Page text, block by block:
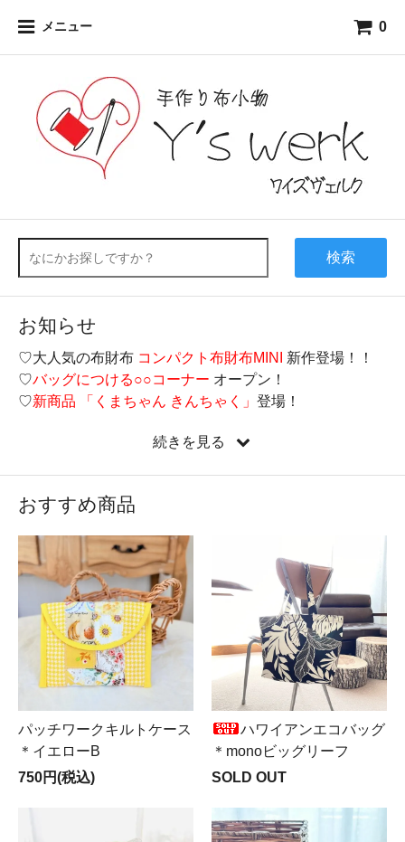
メニュー 0
検索
お知らせ
♡大人気の布財布 コンパクト布財布MINI 新作登場！！
♡バッグにつける○○コーナー オープン！
♡新商品 「くまちゃん きんちゃく」 登場！
♡遂に来ました！LIBERTY全品半額SALE実施中
続きを見る
おすすめ商品
パッチワークキルトケース
＊イエローB
750円(税込)
ハワイアンエコバッグ
＊monoビッグリーフ
SOLD OUT